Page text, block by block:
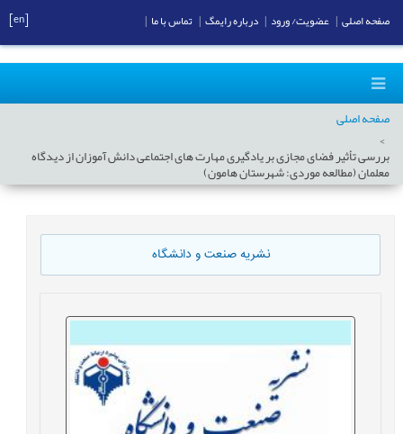
صفحه اصلی
بررسی تأثیر فضای مجازی بر یادگیری مهارت های اجتماعی دانش آموزان از دیدگاه
معلمان (مطالعه موردی: شهرستان هامون)
نشریه صنعت و دانشگاه
صفحه اصلی عضویت/ ورود درباره رایمگ تماس با ما